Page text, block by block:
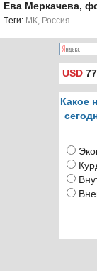
Ева Меркачева,
Tеги: МК, Россия
USD
Какое